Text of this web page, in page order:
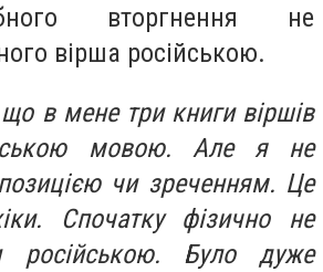
вторгнення не
вірша російською.
в мене три книги віршів
мовою. Але я не
чи зреченням. Це
Спочатку фізично не
російською. Було дуже